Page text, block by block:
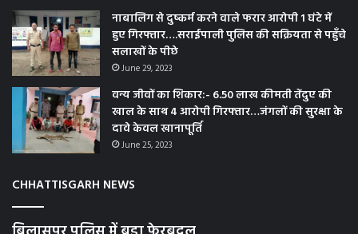
नाबालिग से दुष्कर्म करने वाले फरार आरोपी 1 घंटे में
हुए गिरफ्तार….सराईपाली पुलिस की सक्रियता से पहुँचे
सलाखों के पीछे
June 29, 2023
वन्य जीवों का शिकार:- 6.50 लाख कीमती तेंदुए की
खाल के साथ 4 आरोपी गिरफ्तार…जंगलों की सुरक्षा के
दावे केवल खानापूर्ति
June 25, 2023
CHHATTISGARH NEWS